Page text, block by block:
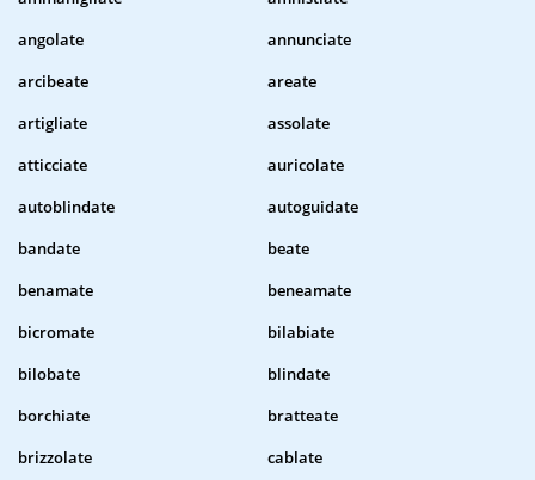
angolate
annunciate
arcibeate
areate
artigliate
assolate
atticciate
auricolate
autoblindate
autoguidate
bandate
beate
benamate
beneamate
bicromate
bilabiate
bilobate
blindate
borchiate
bratteate
brizzolate
cablate